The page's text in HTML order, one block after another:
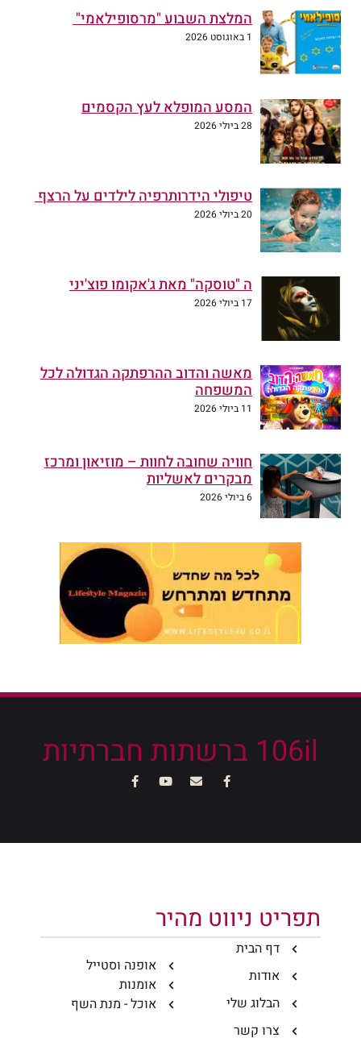
המלצת השבוע "מרסופילאמי"
1 באוגוסט 2026
המסע המופלא לעץ הקסמים
28 ביולי 2026
טיפולי הידרותרפיה לילדים על הרצף
20 ביולי 2026
ה "טוסקה" מאת ג'אקומו פוצ'יני
17 ביולי 2026
מאשה והדוב ההרפתקה הגדולה לכל
המשפחה
11 ביולי 2026
חוויה שחובה לחוות – מוזיאון ומרכז
מבקרים לאשליות
6 ביולי 2026
106il ברשתות חברתיות
תפריט ניווט מהיר
דף הבית
אודות
הבלוג שלי
צרו קשר
אופנה וסטייל
אומנות
אוכל - מנת השף